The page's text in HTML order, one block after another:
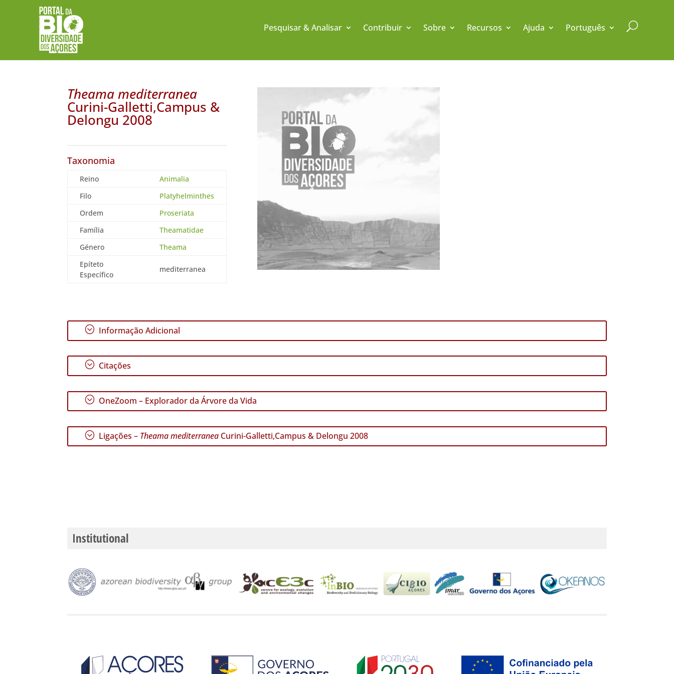
Pesquisar & Analisar Contribuir Sobre Recursos Ajuda Português U
Theama mediterranea
Curini-Galletti,Campus &
Delongu 2008
Taxonomia
Reino
Animalia
Filo
Platyhelminthes
Ordem
Proseriata
Família
Theamatidae
Género
Theama
Epíteto
Específico
mediterranea
; Informação Adicional
; Citações
; OneZoom – Explorador da Árvore da Vida
; Ligações – Theama mediterranea Curini-Galletti,Campus & Delongu 2008
Institutional